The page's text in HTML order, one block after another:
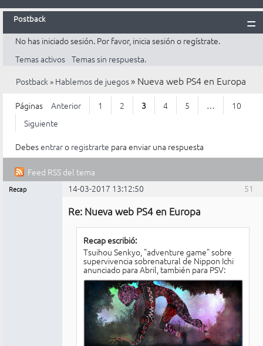
Postback
Inicio
Postback
Reglas
Búsqueda
Registrarte
Entrar
No has iniciado sesión. Por favor, inicia sesión o regístrate.
Temas activos Temas sin respuesta.
Postback» Hablemos de juegos » Nueva web PS4 en Europa
Páginas Anterior 1 2 3 4 5 …
10
Siguiente
Debesentraro registrarte para enviar una respuesta
Feed RSS del tema
51
Recap 14-03-2017 13:12:50
Re: Nueva web PS4 en Europa
Recap escribió:
Tsuihou Senkyo, "adventure game" sobre
supervivencia sobrenatural de Nippon Ichi
anunciado para Abril, también para PSV: